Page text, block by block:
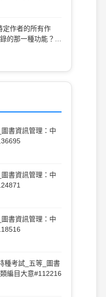
便於館
定作者的所有作
的那一種功能？
(D)獲取
書資訊管理：中
書資訊管理：中
書資訊管理：中
種考試_五等_圖書
編目大意#112216